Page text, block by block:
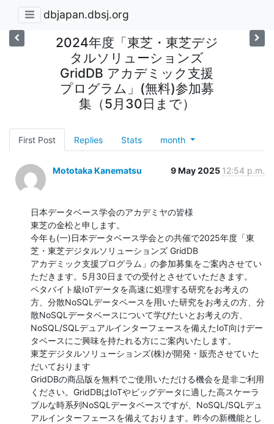
dbjapan.dbsj.org
2024年度「東芝・東芝デジ
タルソリューションズ
GridDB アカデミック支援
プログラム」(無料)参加募
集（5月30日まで）
First Post Replies Stats month
Mototaka Kanematsu 9 May 2025 12:54 p.m.
日本データベース学会のアカデミヤの皆様
東芝の金松と申します。
今年も(一)日本データベース学会との共催で2025年度「東
芝・東芝デジタルソリューションズ GridDB
アカデミック支援プログラム」の参加募集をご案内させてい
ただきます。5月30日までの受付とさせていただきます。
ペタバイト級IoTデータを高速に処理する研究をお考えの
方、分散NoSQLデータベースを用いた研究をお考えの方、分
散NoSQLデータベースについて学びたいとお考えの方、
NoSQL/SQLデュアルインターフェースを備えたIoT向けデー
タベースにご興味を持たれる方にご案内いたします。
東芝デジタルソリューションズ(株)が開発・販売させていた
だいております
GridDBの商品版を無料でご使用いただける機会を是非ご利用
ください。GridDBはIoTやビッグデータに適した高スケーラ
ブルな時系列NoSQLデータベースですが、NoSQL/SQLデュ
アルインターフェースを備えております。昨今の新機能とし